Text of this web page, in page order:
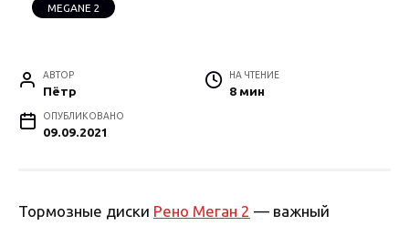
MEGANE 2
АВТОР
Пётр
НА ЧТЕНИЕ
8 мин
ОПУБЛИКОВАНО
09.09.2021
Тормозные диски Рено Меган 2 — важный